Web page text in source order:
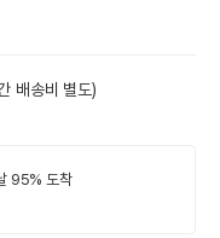
배송비 별도)
95% 도착